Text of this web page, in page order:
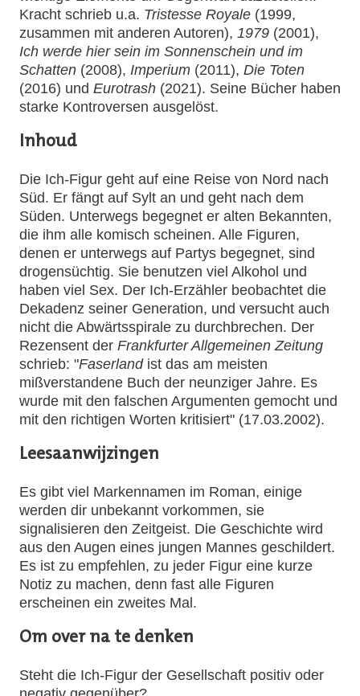
Kracht schrieb u.a. Tristesse Royale (1999,
zusammen mit anderen Autoren), 1979 (2001),
Ich werde hier sein im Sonnenschein und im
Schatten (2008), Imperium (2011), Die Toten
(2016) und Eurotrash (2021). Seine Bücher haben
starke Kontroversen ausgelöst.
Inhoud
Die Ich-Figur geht auf eine Reise von Nord nach
Süd. Er fängt auf Sylt an und geht nach dem
Süden. Unterwegs begegnet er alten Bekannten,
die ihm alle komisch scheinen. Alle Figuren,
denen er unterwegs auf Partys begegnet, sind
drogensüchtig. Sie benutzen viel Alkohol und
haben viel Sex. Der Ich-Erzähler beobachtet die
Dekadenz seiner Generation, und versucht auch
nicht die Abwärtsspirale zu durchbrechen. Der
Rezensent der Frankfurter Allgemeinen Zeitung
schrieb: "Faserlandist das am meisten
mißverstandene Buch der neunziger Jahre. Es
wurde mit den falschen Argumenten gemocht und
mit den richtigen Worten kritisiert" (17.03.2002).
Leesaanwijzingen
Es gibt viel Markennamen im Roman, einige
werden dir unbekannt vorkommen, sie
signalisieren den Zeitgeist. Die Geschichte wird
aus den Augen eines jungen Mannes geschildert.
Es ist zu empfehlen, zu jeder Figur eine kurze
Notiz zu machen, denn fast alle Figuren
erscheinen ein zweites Mal.
Om over na te denken
Steht die Ich-Figur der Gesellschaft positiv oder